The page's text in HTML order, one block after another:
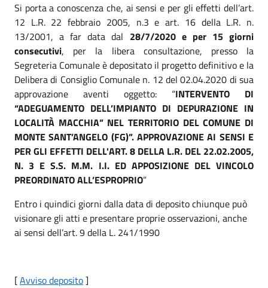
Si porta a conoscenza che, ai sensi e per gli effetti dell’art.
12 L.R. 22 febbraio 2005, n.3 e art. 16 della L.R. n.
13/2001, a far data dal 28/7/2020 e per 15 giorni
consecutivi, per la libera consultazione, presso la
Segreteria Comunale è depositato il progetto definitivo e la
Delibera di Consiglio Comunale n. 12 del 02.04.2020 di sua
approvazione aventi oggetto: “INTERVENTO DI
“ADEGUAMENTO DELL’IMPIANTO DI DEPURAZIONE IN
LOCALITÀ MACCHIA” NEL TERRITORIO DEL COMUNE DI
MONTE SANT’ANGELO (FG)”. APPROVAZIONE AI SENSI E
PER GLI EFFETTI DELL'ART. 8 DELLA L.R. DEL 22.02.2005,
N. 3 E S.S. M.M. I.I. ED APPOSIZIONE DEL VINCOLO
PREORDINATO ALL’ESPROPRIO”
Entro i quindici giorni dalla data di deposito chiunque può
visionare gli atti e presentare proprie osservazioni, anche
ai sensi dell’art. 9 della L. 241/1990
[Avviso deposito]